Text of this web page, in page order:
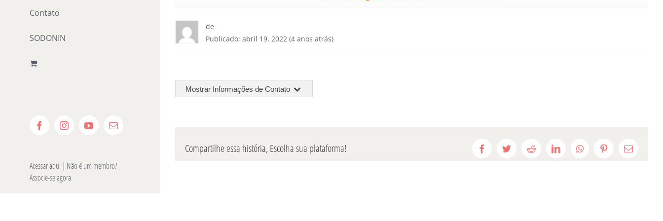
Contato
SODONIN
FacebookInstagramYouTube
E-
Acessar aqui | Não é um membro?
Associe-se agora
de
Publicado: abril 19, 2022 (4 anos atrás)
Mostrar Informações de Contato
Compartilhe essa história, Escolha sua plataforma! FacebookTwitterRedditLinkedInWhatsAppPinterest
E-